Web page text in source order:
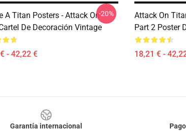
A Titan Posters - Attack On
De Decoración Vintage
- 42,22 €
-20%
Attack On
Part 2 Poster
18,21 € -
Garantía internacional